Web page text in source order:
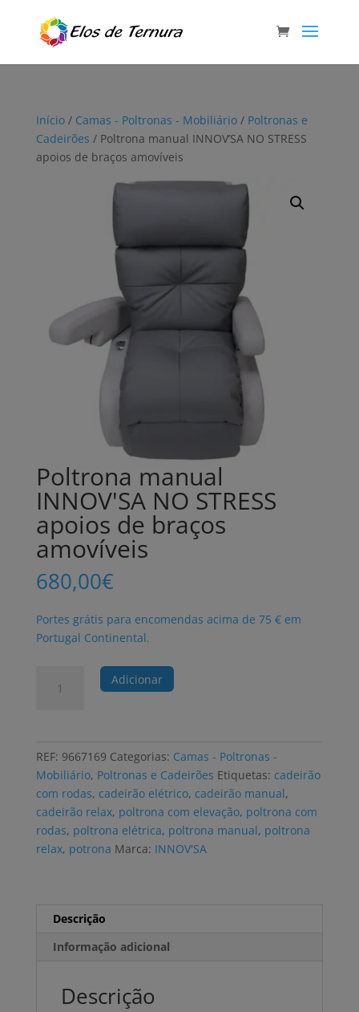
Início/ Camas - Poltronas - Mobiliário/ Poltronas e
Cadeirões / Poltrona manual INNOV’SA NO STRESS
apoios de braços amovíveis
Poltrona manual
INNOV'SA NO STRESS
apoios de braços
amovíveis
680,00€
Portes grátis para encomendas acima de 75 € em
Portugal Continental.
apoios
braços
amovíveis
Adicionar
REF: 9667169 Categorias: Camas - Poltronas -
Mobiliário, Poltronas e Cadeirões Etiquetas: cadeirão
com rodas, cadeirão elétrico, cadeirão manual,
cadeirão relax, poltrona com elevação, poltrona com
rodas, poltrona elétrica, poltrona manual, poltrona
relax, potrona Marca: INNOV'SA
Descrição
Informação adicional
Descrição